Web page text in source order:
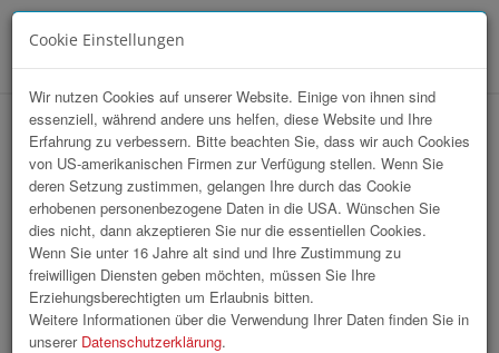
Wirtschaftsbund OÖ – Sommerfest 2026
Cookie Einstellungen
Wir nutzen Cookies auf unserer Website. Einige von ihnen sind
essenziell, während andere uns helfen, diese Website und Ihre
Erfahrung zu verbessern. Bitte beachten Sie, dass wir auch Cookies
von US-amerikanischen Firmen zur Verfügung stellen. Wenn Sie
deren Setzung zustimmen, gelangen Ihre durch das Cookie
erhobenen personenbezogene Daten in die USA. Wünschen Sie
dies nicht, dann akzeptieren Sie nur die essentiellen Cookies.
Wenn Sie unter 16 Jahre alt sind und Ihre Zustimmung zu
freiwilligen Diensten geben möchten, müssen Sie Ihre
Erziehungsberechtigten um Erlaubnis bitten.
Weitere Informationen über die Verwendung Ihrer Daten finden Sie in
unserer Datenschutzerklärung.